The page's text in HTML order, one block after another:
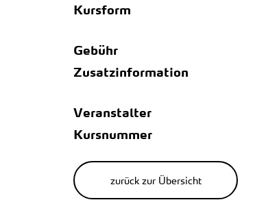
Kursform
Gebühr
Zusatzinformation
Veranstalter
Kursnummer
zurück zur Übersicht